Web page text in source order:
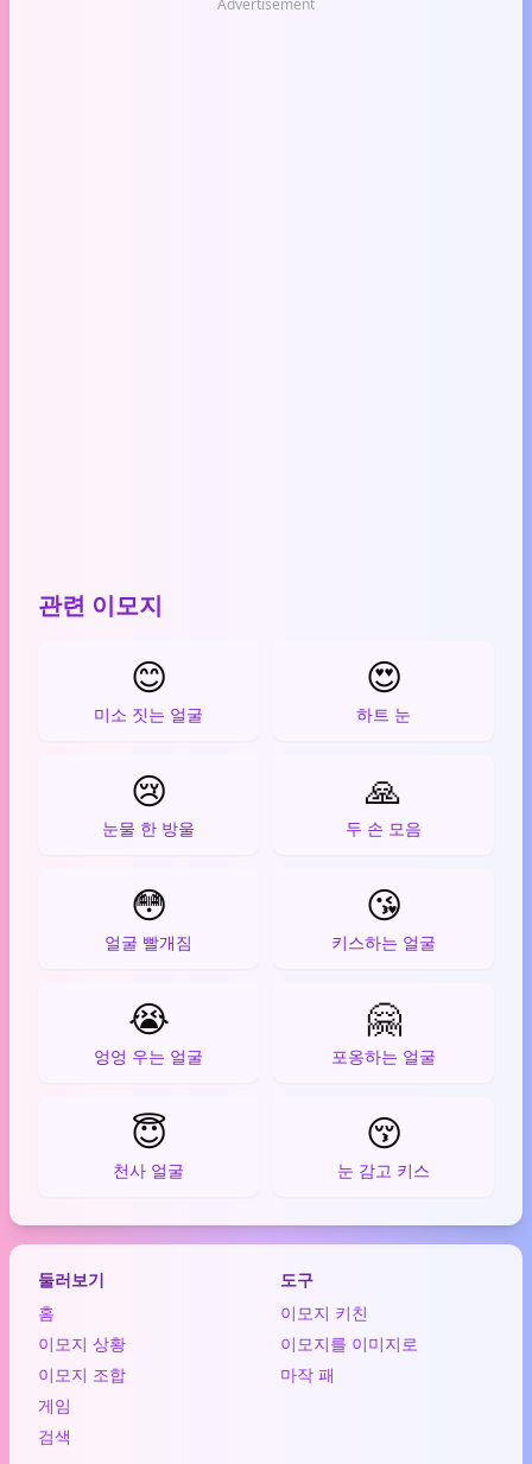
Advertisement
관련 이모지
😊
미소 짓는 얼굴
😍
하트 눈
😢
눈물 한 방울
🙏
두 손 모음
😳
얼굴 빨개짐
😘
키스하는 얼굴
😭
엉엉 우는 얼굴
🤗
포옹하는 얼굴
😇
천사 얼굴
😚
눈 감고 키스
둘러보기
홈
이모지 상황
이모지 조합
게임
검색
도구
이모지 키친
이모지를 이미지로
마작 패